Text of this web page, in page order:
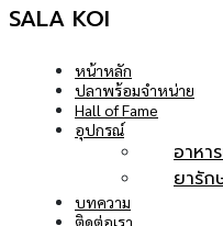
SALA KOI
หน้าหลัก
ปลาพร้อมจำหน่าย
Hall of Fame
อุปกรณ์
อาหา
ยารัก
บทความ
ติดต่อเรา